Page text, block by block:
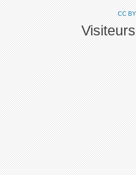
CC